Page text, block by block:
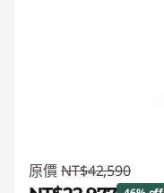
原價 NT$42,590